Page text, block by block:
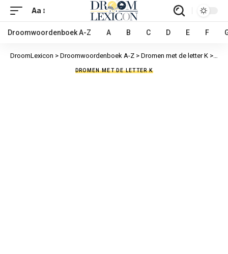
Aa
Droomwoordenboek A-Z A B C D E F
DroomLexicon > Droomwoordenboek A-Z > Dromen met de letter K >
DROMEN MET DE LETTER K